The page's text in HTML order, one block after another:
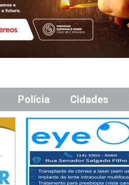
Polícia Cidades